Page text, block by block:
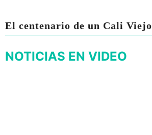
El centenario de un Cali Viejo
NOTICIAS EN VIDEO